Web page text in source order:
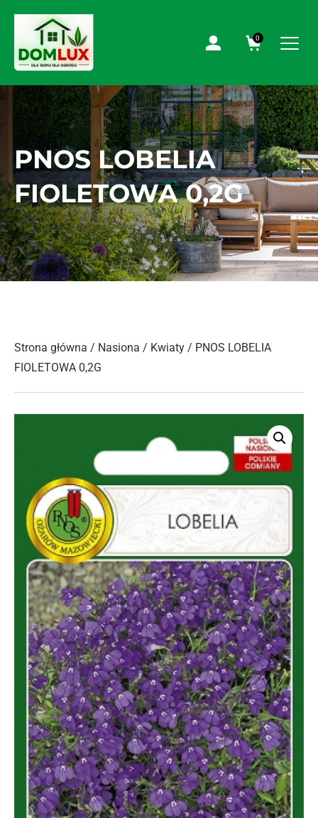
0
PNOS LOBELIA
FIOLETOWA 0,2G
Strona główna / Nasiona / Kwiaty / PNOS LOBELIA
FIOLETOWA 0,2G